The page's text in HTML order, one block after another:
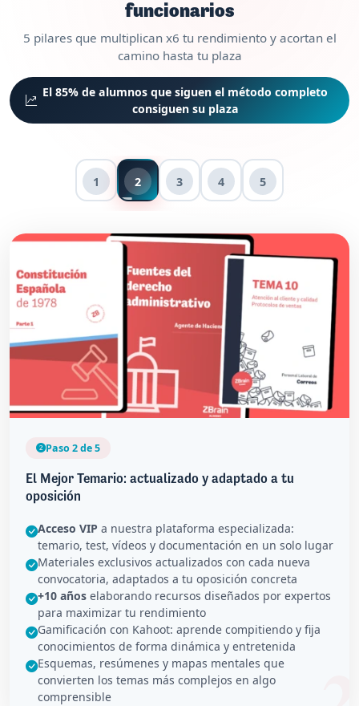
funcionarios
5 pilares que multiplican x6 tu rendimiento y acortan el
camino hasta tu plaza
El 85% de alumnos que siguen el método completo
consiguen su plaza
1 2 3 4 5
Paso 2 de 5
El Mejor Temario: actualizado y adaptado a tu
oposición
Acceso VIP a nuestra plataforma especializada:
temario, test, vídeos y documentación en un solo lugar
Materiales exclusivos actualizados con cada nueva
convocatoria, adaptados a tu oposición concreta
+10 años elaborando recursos diseñados por expertos
para maximizar tu rendimiento
Gamificación con Kahoot: aprende compitiendo y fija
conocimientos de forma dinámica y entretenida
Esquemas, resúmenes y mapas mentales que
convierten los temas más complejos en algo
comprensible